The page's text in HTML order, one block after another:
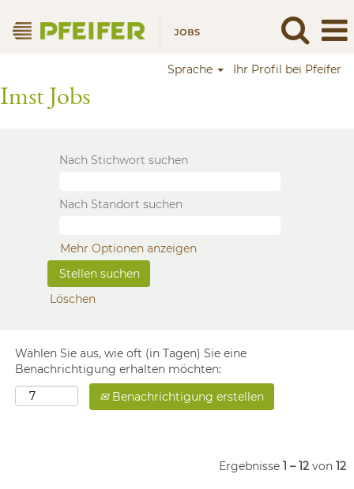
Sprache Ihr Profil bei Pfeifer
Imst Jobs
Nach Stichwort suchen
Nach Standort suchen
Mehr Optionen anzeigen
Löschen
Wählen Sie aus, wie oft (in Tagen) Sie eine
Benachrichtigung erhalten möchten:
Benachrichtigung erstellen
Ergebnisse 1 – 12 von 12